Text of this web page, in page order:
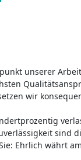
unserer
wir
sind
Ehrlich währt